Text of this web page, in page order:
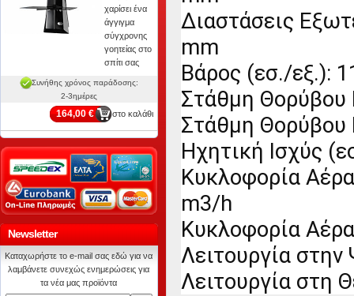
χαρίσει ένα
άγγιγμα
σύγχρονης
γοητείας στο
σπίτι σας
Συνήθης χρόνος παράδοσης:
2-3ημέρες
164,00 € στο καλάθι
Newsletter
Καταχωρήστε το e-mail σας εδώ για να
λαμβάνετε συνεχώς ενημερώσεις για
τα νέα μας προϊόντα
Διαστάσεις
mm
Βάρος (εσ./εξ.):
Στάθμη
Στάθμη Θορύβου
Ηχητική Ισχύς
Κυκλοφορία
m3/h
Κυκλοφορία
Λειτουργία
Λειτουργία στη